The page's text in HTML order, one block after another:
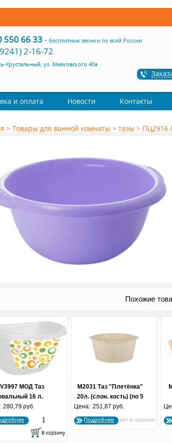
550 66 33- бесплатные звонки по всей России
2-16-72
Хрустальный, ул. Маяковского 40а
и оплата Новости Контакты
> Товары для ванной комнаты > тазы > ПЦ2916
Похожие
МОД Таз
16 л.
Модерн
280,79 руб.
М2031 Таз "Плетёнка"
20л. (слон. кость) (по 5
шт.)
Цена: 251,87 руб.
Подробнее